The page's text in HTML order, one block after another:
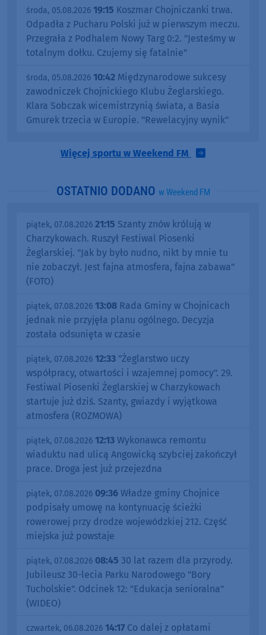
środa, 05.08.2026 19:15 Koszmar Chojniczanki trwa.
Odpadła z Pucharu Polski już w pierwszym meczu.
Przegrała z Podhalem Nowy Targ 0:2. "Jesteśmy w
totalnym dołku. Czujemy się fatalnie"
środa, 05.08.2026 10:42 Międzynarodowe sukcesy
zawodniczek Chojnickiego Klubu Żeglarskiego.
Klara Sobczak wicemistrzynią świata, a Basia
Gmurek trzecia w Europie. "Rewelacyjny wynik"
Więcej sportu w Weekend FM
OSTATNIO DODANO w Weekend FM
piątek, 07.08.2026 21:15 Szanty znów królują w
Charzykowach. Ruszył Festiwal Piosenki
Żeglarskiej. "Jak by było nudno, nikt by mnie tu
nie zobaczył. Jest fajna atmosfera, fajna zabawa"
(FOTO)
piątek, 07.08.2026 13:08 Rada Gminy w Chojnicach
jednak nie przyjęła planu ogólnego. Decyzja
została odsunięta w czasie
piątek, 07.08.2026 12:33 "Żeglarstwo uczy
współpracy, otwartości i wzajemnej pomocy". 29.
Festiwal Piosenki Żeglarskiej w Charzykowach
startuje już dziś. Szanty, gwiazdy i wyjątkowa
atmosfera (ROZMOWA)
piątek, 07.08.2026 12:13 Wykonawca remontu
wiaduktu nad ulicą Angowicką szybciej zakończył
prace. Droga jest już przejezdna
piątek, 07.08.2026 09:36 Władze gminy Chojnice
podpisały umowę na kontynuację ścieżki
rowerowej przy drodze wojewódzkiej 212. Część
miejska już powstaje
piątek, 07.08.2026 08:45 30 lat razem dla przyrody.
Jubileusz 30-lecia Parku Narodowego "Bory
Tucholskie". Odcinek 12: "Edukacja senioralna"
(WIDEO)
czwartek, 06.08.2026 14:17 Co dalej z opłatami